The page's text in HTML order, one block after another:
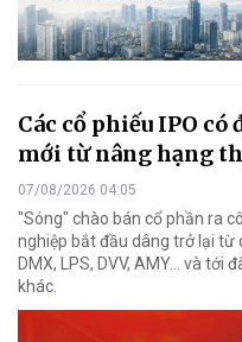
Các cổ phiếu IPO
mới từ nâng hạng
07/08/2026 04:05
"Sóng" chào bán cổ phần ra
nghiệp bắt đầu dâng trở lại từ
DMX, LPS, DVV, AMY... và tới
khác.